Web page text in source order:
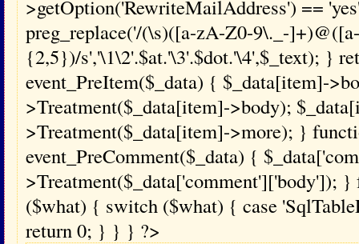
>getOption('RewriteMailAddress') ==
preg_replace('/(\s)([a-zA-Z0-9\._-
{2,5})/s','\1\2'.$at.'\3'.$dot.'\4',$_text); }
event_PreItem($_data) { $_data[item]-
>Treatment($_data[item]->body);
>Treatment($_data[item]->more); }
event_PreComment($_data) {
>Treatment($_data['comment']['body']); }
($what) { switch ($what) { case
return 0; } } } ?>